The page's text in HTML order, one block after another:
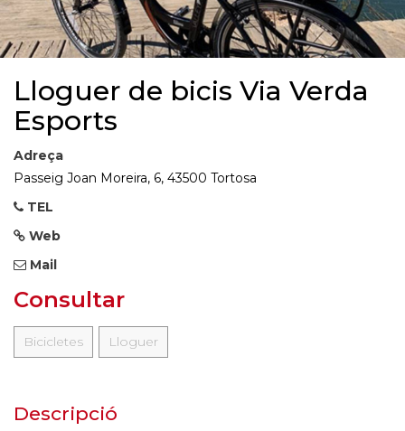
Lloguer de bicis Via Verda
Esports
Adreça
Passeig Joan Moreira, 6, 43500 Tortosa
TEL
Web
Mail
Consultar
Bicicletes Lloguer
Descripció